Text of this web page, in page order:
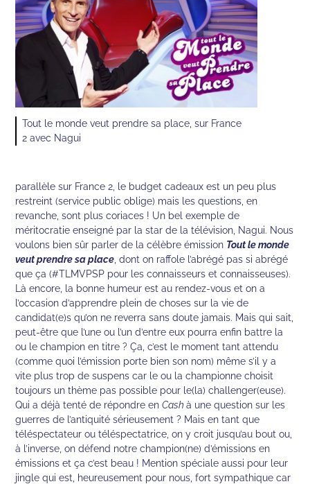
Tout le monde veut prendre sa place, sur France
2 avec Nagui
parallèle sur France 2, le budget cadeaux est un peu plus
restreint (service public oblige) mais les questions, en
revanche, sont plus coriaces ! Un bel exemple de
méritocratie enseigné par la star de la télévision, Nagui. Nous
voulons bien sûr parler de la célèbre émission Tout le monde
veut prendre sa place , dont on raffole l’abrégé pas si abrégé
que ça (#TLMVPSP pour les connaisseurs et connaisseuses).
Là encore, la bonne humeur est au rendez-vous et on a
l’occasion d’apprendre plein de choses sur la vie de
candidat(e)s qu’on ne reverra sans doute jamais. Mais qui sait,
peut-être que l’une ou l’un d’entre eux pourra enfin battre la
ou le champion en titre ? Ça, c’est le moment tant attendu
(comme quoi l’émission porte bien son nom) même s’il y a
vite plus trop de suspens car le ou la championne choisit
toujours un thème pas possible pour le(la) challenger(euse).
Qui a déjà tenté de répondre enCashà une question sur les
guerres de l’antiquité sérieusement ? Mais en tant que
téléspectateur ou téléspectatrice, on y croit jusqu’au bout ou,
à l’inverse, on défend notre champion(ne) d’émissions en
émissions et ça c’est beau ! Mention spéciale aussi pour leur
jingle qui est, heureusement pour nous, fort sympathique car